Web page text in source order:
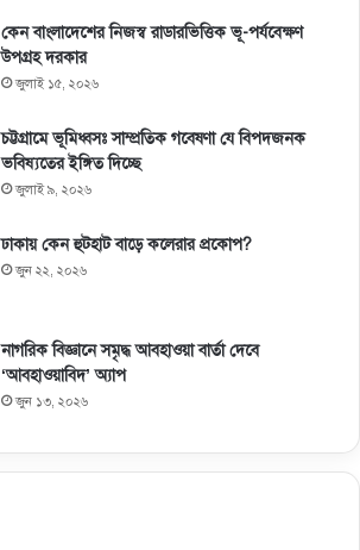
কেন বাংলাদেশের নিজস্ব রাডারভিত্তিক ভূ-পর্যবেক্ষণ
উপগ্রহ দরকার
জুলাই ১৫, ২০২৬
চট্টগ্রামে ভূমিধ্বসঃ সাম্প্রতিক গবেষণা যে বিপদজনক
ভবিষ্যতের ইঙ্গিত দিচ্ছে
জুলাই ৯, ২০২৬
ঢাকায় কেন হুটহাট বাড়ে কলেরার প্রকোপ?
জুন ২২, ২০২৬
নাগরিক বিজ্ঞানে সমৃদ্ধ আবহাওয়া বার্তা দেবে
‘আবহাওয়াবিদ’ অ্যাপ
জুন ১৩, ২০২৬